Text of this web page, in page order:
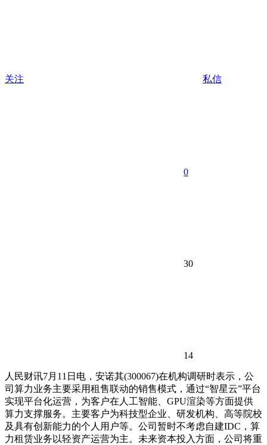
关注 私信
0
30
14
人民财讯7月11日电， 安诺其(300067)在机构调研时表示，公
司算力业务主要采用租售联动的销售模式，通过“智星云”平台
实现平台化运营，为客户在人工智能、GPU渲染等方面提供
算力支撑服务。主要客户为科技型企业、研发机构、高等院校
及具有创新能力的个人用户等。公司暂时不考虑自建IDC，算
力租赁业务以轻资产运营为主。未来资本投入方面，公司将重